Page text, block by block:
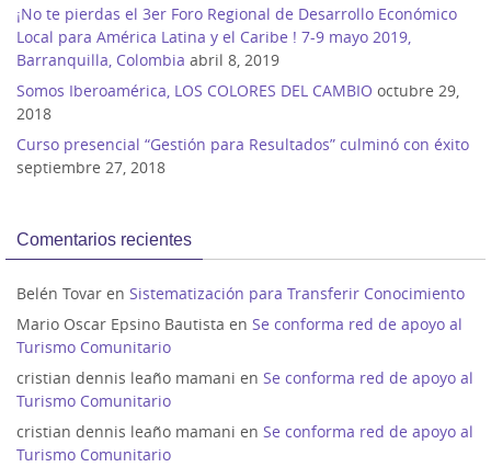
¡No te pierdas el 3er Foro Regional de Desarrollo Económico
Local para América Latina y el Caribe ! 7-9 mayo 2019,
Barranquilla, Colombia abril 8, 2019
Somos Iberoamérica, LOS COLORES DEL CAMBIO octubre 29,
2018
Curso presencial “Gestión para Resultados” culminó con éxito
septiembre 27, 2018
Comentarios recientes
Belén Tovar en Sistematización para Transferir Conocimiento
Mario Oscar Epsino Bautista en Se conforma red de apoyo al
Turismo Comunitario
cristian dennis leaño mamani en Se conforma red de apoyo al
Turismo Comunitario
cristian dennis leaño mamani en Se conforma red de apoyo al
Turismo Comunitario